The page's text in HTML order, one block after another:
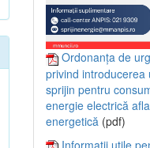
Ordonanța de
privind introducerea
sprijin pentru
energie electrică
energetică (pdf)
Informații utile